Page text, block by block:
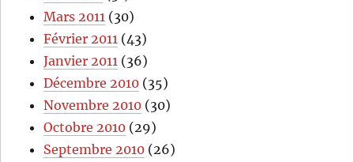
Mars 2011 (30)
Février 2011 (43)
Janvier 2011 (36)
Décembre 2010 (35)
Novembre 2010 (30)
Octobre 2010 (29)
Septembre 2010 (26)